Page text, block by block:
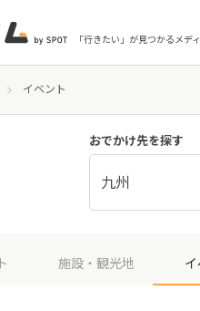
「行きたい」が見つかるメデ
イベント
おでかけ先を探す
九州
施設・観光地 イ